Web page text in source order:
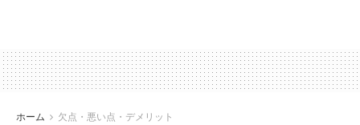
ホーム 欠点・悪い点・デメリット